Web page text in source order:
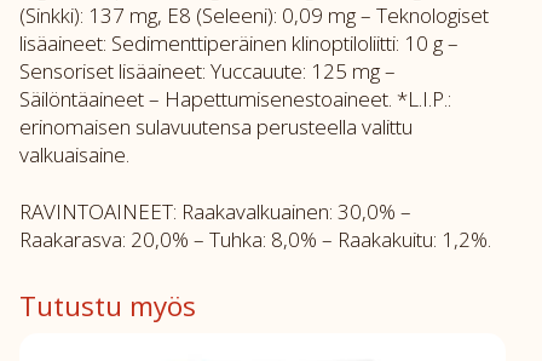
(Sinkki): 137 mg, E8 (Seleeni): 0,09 mg – Teknologiset
lisäaineet: Sedimenttiperäinen klinoptiloliitti: 10 g –
Sensoriset lisäaineet: Yuccauute: 125 mg –
Säilöntäaineet – Hapettumisenestoaineet. *L.I.P.:
erinomaisen sulavuutensa perusteella valittu
valkuaisaine.
RAVINTOAINEET: Raakavalkuainen: 30,0% –
Raakarasva: 20,0% – Tuhka: 8,0% – Raakakuitu: 1,2%.
Tutustu myös